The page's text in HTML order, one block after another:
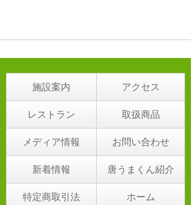
施設案内 アクセス
レストラン 取扱商品
メディア情報 お問い合わせ
新着情報 唐うまくん紹介
特定商取引法 ホーム